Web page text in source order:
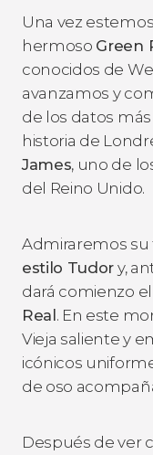
Una vez
hermoso Green
conocidos de
avanzamos y
de los datos
historia de
James, uno de
del Reino Unido.
Admiraremos su
estilo Tudor y,
dará comienzo el
Real. En este
Vieja saliente y
icónicos
de oso
Después de ver